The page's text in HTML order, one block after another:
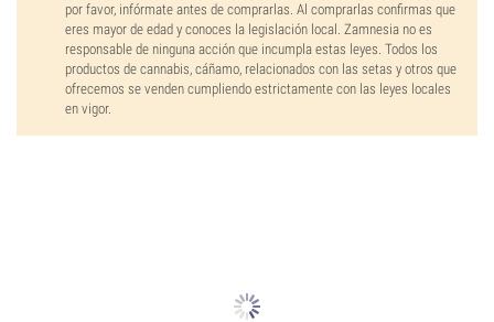
por favor, infórmate antes de comprarlas. Al comprarlas confirmas que
eres mayor de edad y conoces la legislación local. Zamnesia no es
responsable de ninguna acción que incumpla estas leyes. Todos los
productos de cannabis, cáñamo, relacionados con las setas y otros que
ofrecemos se venden cumpliendo estrictamente con las leyes locales
en vigor.